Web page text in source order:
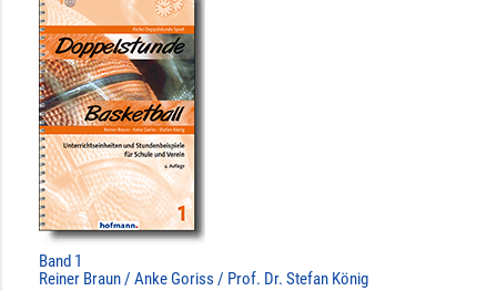
Band 1
Reiner Braun / Anke Goriss / Prof. Dr. Stefan König